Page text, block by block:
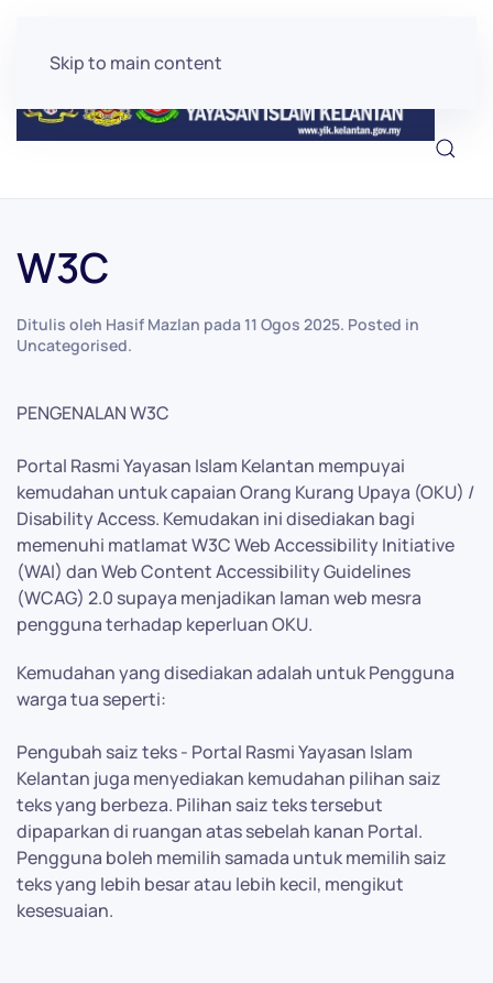
Skip to main content
W3C
Ditulis oleh Hasif Mazlan pada 11 Ogos 2025. Posted in
Uncategorised.
PENGENALAN W3C
Portal Rasmi Yayasan Islam Kelantan mempuyai
kemudahan untuk capaian Orang Kurang Upaya (OKU) /
Disability Access. Kemudakan ini disediakan bagi
memenuhi matlamat W3C Web Accessibility Initiative
(WAI) dan Web Content Accessibility Guidelines
(WCAG) 2.0 supaya menjadikan laman web mesra
pengguna terhadap keperluan OKU.
Kemudahan yang disediakan adalah untuk Pengguna
warga tua seperti:
Pengubah saiz teks - Portal Rasmi Yayasan Islam
Kelantan juga menyediakan kemudahan pilihan saiz
teks yang berbeza. Pilihan saiz teks tersebut
dipaparkan di ruangan atas sebelah kanan Portal.
Pengguna boleh memilih samada untuk memilih saiz
teks yang lebih besar atau lebih kecil, mengikut
kesesuaian.